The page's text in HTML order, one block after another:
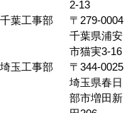
2-13
千葉工事部
〒279-0004
千葉県浦安
市猫実3-16
埼玉工事部
〒344-0025
埼玉県春日
部市増田新